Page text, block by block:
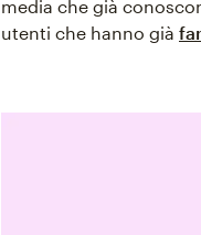
media che già
utenti che hanno già